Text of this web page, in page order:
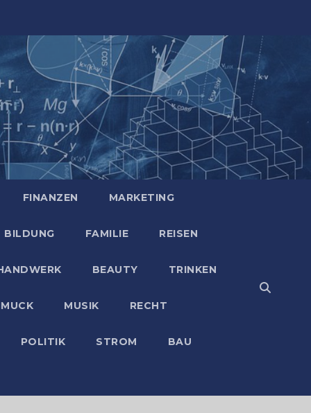
FINANZEN MARKETING
BILDUNG FAMILIE REISEN
BEAUTY TRINKEN
MUSIK RECHT
POLITIK STROM BAU